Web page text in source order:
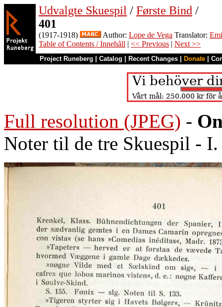
Udvalgte Skuespil / Første Bind /
401
(1917-1918) Author: Lope de Vega Translator:
Table of Contents / Innehåll | << Previous | Next >>
Project Runeberg Catalog Recent Changes Donate
Full resolution (JPEG) -
Noter til de tre Skuespil -